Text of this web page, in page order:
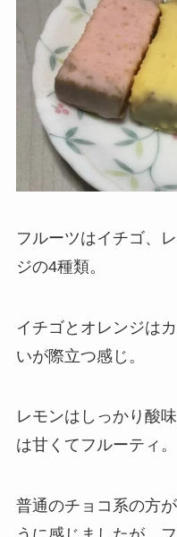
フルーツはイチゴ、
ジの4種類。
イチゴとオレンジは
いが際立つ感じ。
レモンはしっかり酸
は甘くてフルーティ。
普通のチョコ系の方